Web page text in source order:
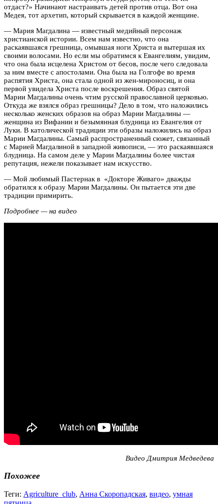
отдаст?» Начинают настраивать детей против отца. Вот она
Медея, тот архетип, который скрывается в каждой женщине.
— Мария Магдалина — известный медийный персонаж
христианской истории. Всем нам известно, что она
раскаявшаяся грешница, омывшая ноги Христа и вытершая их
своими волосами. Но если мы обратимся к Евангелиям, увидим,
что она была исцелена Христом от бесов, после чего следовала
за ним вместе с апостолами. Она была на Голгофе во время
распятия Христа, она стала одной из жен-мироносиц, и она
первой увидела Христа после воскрешения. Образ святой
Марии Магдалины очень чтим русской православной церковью.
Откуда же взялся образ грешницы? Дело в том, что наложились
несколько женских образов на образ Марии Магдалины —
женщина из Вифании и безымянная блудница из Евангелия от
Луки. В католической традиции эти образы наложились на образ
Марии Магдалины. Самый распространенный сюжет, связанный
с Марией Магдалиной в западной живописи, — это раскаявшаяся
блудница. На самом деле у Марии Магдалины более чистая
репутация, нежели показывает нам искусство.
— Мой любимый Пастернак в «Докторе Живаго» дважды
обратился к образу Марии Магдалины. Он пытается эти две
традиции примирить.
Подробнее — на видео
Видео Дмитрия Медведева
Похожее
Теги: Agriculture_club, Анна Скоропадская, видео, умная